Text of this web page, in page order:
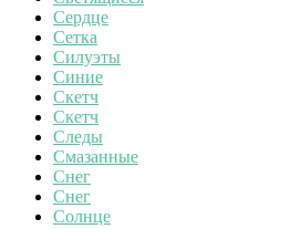
Сердце
Сетка
Силуэты
Синие
Скетч
Скетч
Следы
Смазанные
Снег
Снег
Солнце